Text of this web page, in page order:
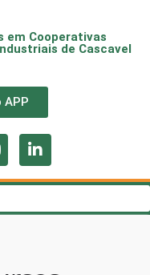
em Cooperativas
de Cascavel
APP